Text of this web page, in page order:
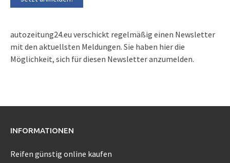
autozeitung24.eu verschickt regelmäßig einen Newsletter
mit den aktuellsten Meldungen. Sie haben hier die
Möglichkeit, sich für diesen Newsletter anzumelden.
INFORMATIONEN
Reifen günstig online kaufen